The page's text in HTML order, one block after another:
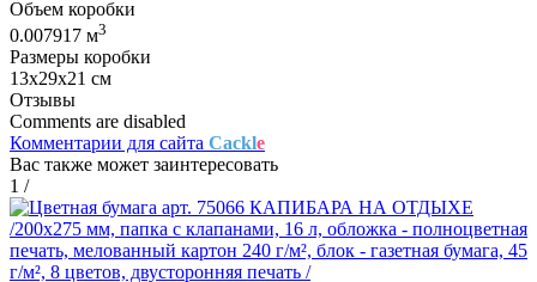
Объем коробки
0.007917 м3
Размеры коробки
13х29х21 см
Отзывы
Comments are disabled
Комментарии для сайта Cackle
Вас также может заинтересовать
1 /